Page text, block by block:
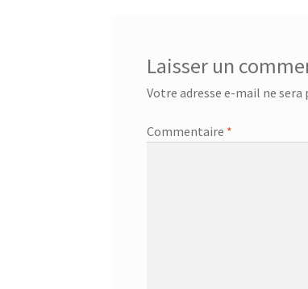
Laisser un
Votre adresse e-mail ne sera
Commentaire *